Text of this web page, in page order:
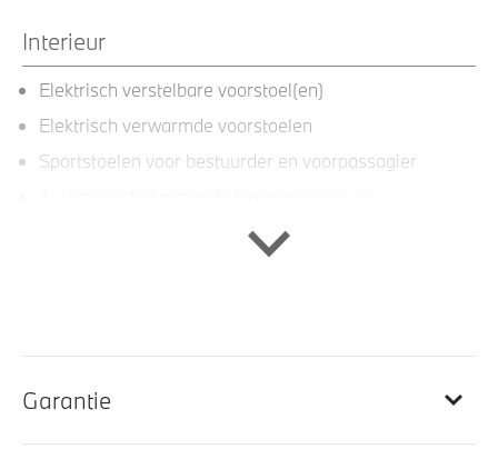
Interieur
Elektrisch verstelbare voorstoel(en)
Elektrisch verwarmde voorstoelen
Sportstoelen voor bestuurder en voorpassagier
(verdeling 40:20:40)
M Hemelbekleding in Anthrazit
Garantie